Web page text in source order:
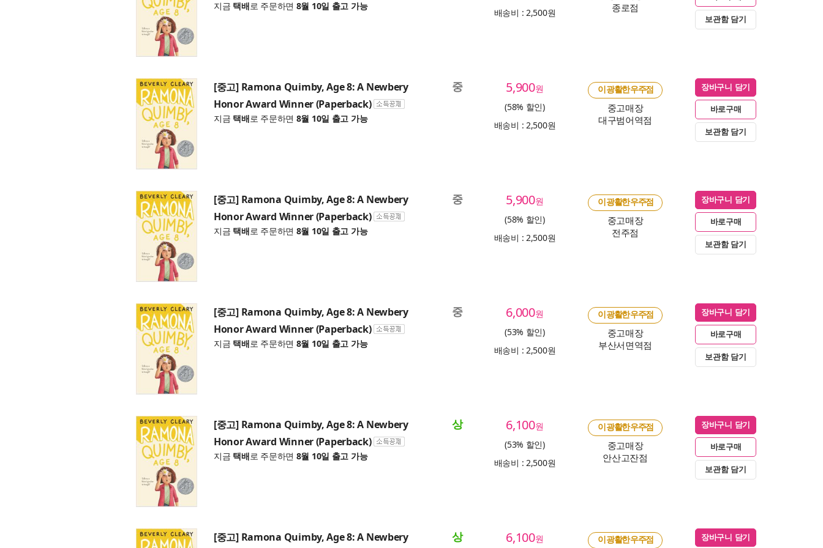
지금 택배로 주문하면 8월 10일 출고 가능
배송비 : 2,500원
종로점
보관함 담기
[중고] Ramona Quimby, Age 8: A Newbery
Honor Award Winner (Paperback)
지금 택배로 주문하면 8월 10일 출고 가능
중 5,900원
(58% 할인)
배송비 : 2,500원
이 광활한 우주점
중고매장
대구범어역점
장바구니 담기
바로구매
보관함 담기
[중고] Ramona Quimby, Age 8: A Newbery
Honor Award Winner (Paperback)
지금 택배로 주문하면 8월 10일 출고 가능
중 5,900원
(58% 할인)
배송비 : 2,500원
이 광활한 우주점
중고매장
전주점
장바구니 담기
바로구매
보관함 담기
[중고] Ramona Quimby, Age 8: A Newbery
Honor Award Winner (Paperback)
지금 택배로 주문하면 8월 10일 출고 가능
중 6,000원
(53% 할인)
배송비 : 2,500원
이 광활한 우주점
중고매장
부산서면역점
장바구니 담기
바로구매
보관함 담기
[중고] Ramona Quimby, Age 8: A Newbery
Honor Award Winner (Paperback)
지금 택배로 주문하면 8월 10일 출고 가능
상 6,100원
(53% 할인)
배송비 : 2,500원
이 광활한 우주점
중고매장
안산고잔점
장바구니 담기
바로구매
보관함 담기
[중고] Ramona Quimby, Age 8: A Newbery 상 6,100원 이 광활한 우주점 장바구니 담기